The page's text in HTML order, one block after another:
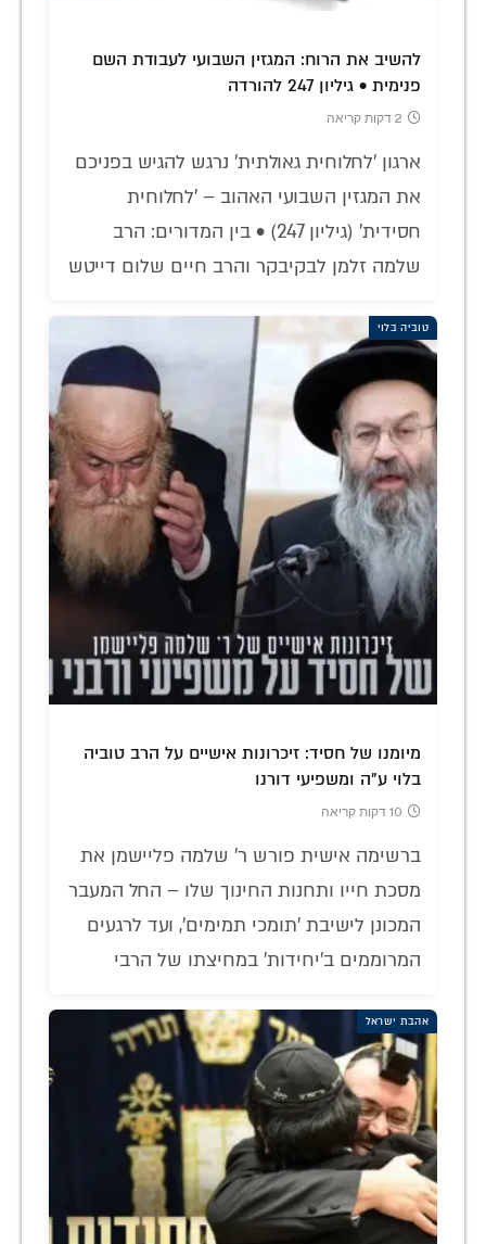
להשיב את הרוח: המגזין השבועי לעבודת השם
פנימית • גיליון 247 להורדה
2 דקות קריאה
ארגון 'לחלוחית גאולתית' נרגש להגיש בפניכם
את המגזין השבועי האהוב – 'לחלוחית
חסידית' (גיליון 247) • בין המדורים: הרב
שלמה זלמן לבקיבקר והרב חיים שלום דייטש
טוביה בלוי
מיומנו של חסיד: זיכרונות אישיים על הרב טוביה
בלוי ע"ה ומשפיעי דורנו
10 דקות קריאה
ברשימה אישית פורש ר' שלמה פליישמן את
מסכת חייו ותחנות החינוך שלו – החל המעבר
המכונן לישיבת 'תומכי תמימים', ועד לרגעים
המרוממים ב'יחידות' במחיצתו של הרבי
אהבת ישראל